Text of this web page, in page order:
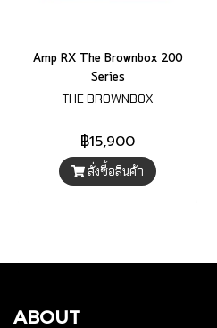
Amp RX The Brownbox 200
Series
THE BROWNBOX
฿15,900
สั่งซื้อสินค้า
ABOUT